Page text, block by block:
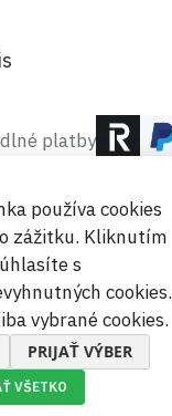
platby
2026 Megamix s.r.o.
používa cookies
zážitku. Kliknutím
s
cookies.
vybrané cookies.
PRIJAŤ VÝBER
VŠETKO